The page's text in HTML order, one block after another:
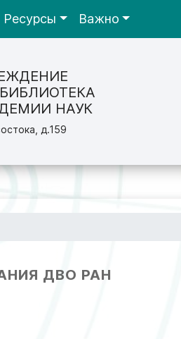
НАУК
д.159
Ресурсы Важно
ДВО РАН